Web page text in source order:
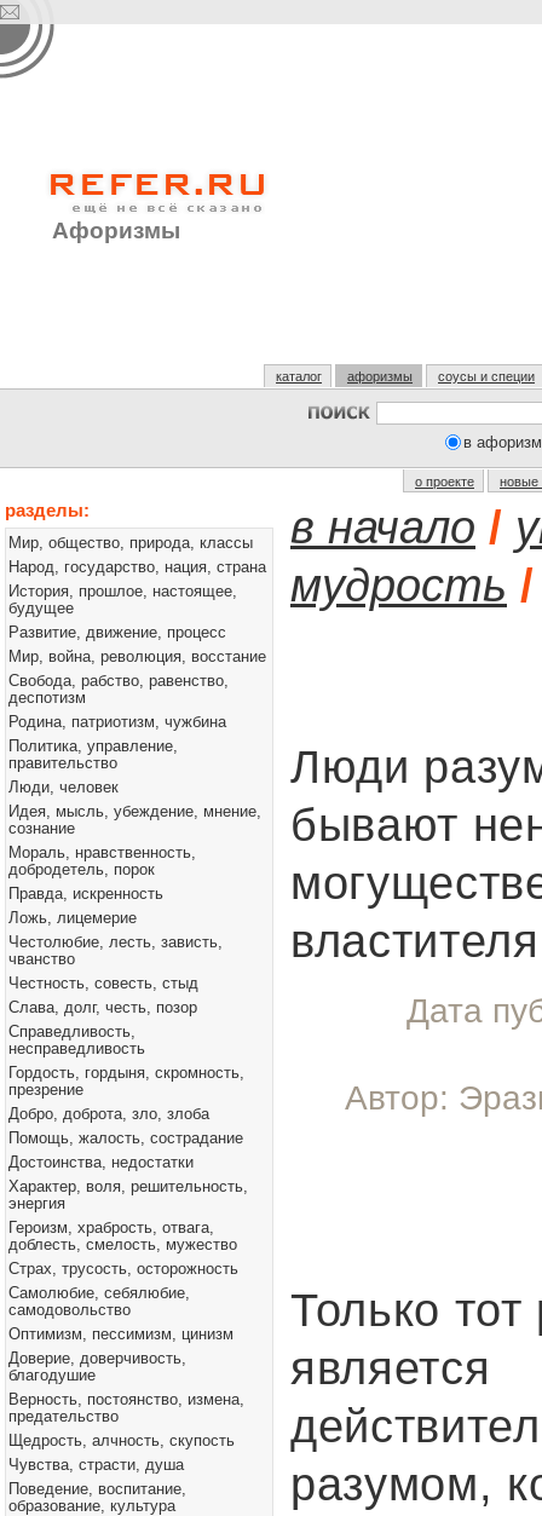
Афоризмы
каталог афоризмы соусы и специи
в
о проекте
разделы:
Мир, общество, природа, классы
Народ, государство, нация, страна
История, прошлое, настоящее,
будущее
Развитие, движение, процесс
Мир, война, революция, восстание
Свобода, рабство, равенство,
деспотизм
Родина, патриотизм, чужбина
Политика, управление,
правительство
Люди, человек
Идея, мысль, убеждение, мнение,
сознание
Мораль, нравственность,
добродетель, порок
Правда, искренность
Ложь, лицемерие
Честолюбие, лесть, зависть,
чванство
Честность, совесть, стыд
Слава, долг, честь, позор
Справедливость,
несправедливость
Гордость, гордыня, скромность,
презрение
Добро, доброта, зло, злоба
Помощь, жалость, сострадание
Достоинства, недостатки
Характер, воля, решительность,
энергия
Героизм, храбрость, отвага,
доблесть, смелость, мужество
Страх, трусость, осторожность
Самолюбие, себялюбие,
самодовольство
Оптимизм, пессимизм, цинизм
Доверие, доверчивость,
благодушие
Верность, постоянство, измена,
предательство
Щедрость, алчность, скупость
Чувства, страсти, душа
Поведение, воспитание,
образование, культура
в начало /
мудрость
Люди
бывают
Дата
Автор:
Только тот
является
разумом,